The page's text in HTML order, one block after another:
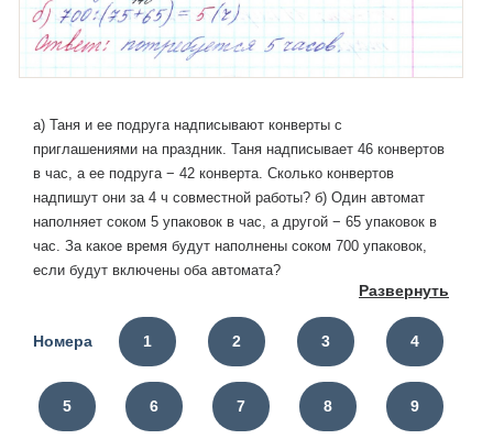
Развернуть
а) Таня и ее подруга надписывают конверты с
приглашениями на праздник. Таня надписывает 46 конвертов
в час, а ее подруга − 42 конверта. Сколько конвертов
надпишут они за 4 ч совместной работы? б) Один автомат
наполняет соком 5 упаковок в час, а другой − 65 упаковок в
час. За какое время будут наполнены соком 700 упаковок,
если будут включены оба автомата?
Номера 1 2 3 4
5 6 7 8 9